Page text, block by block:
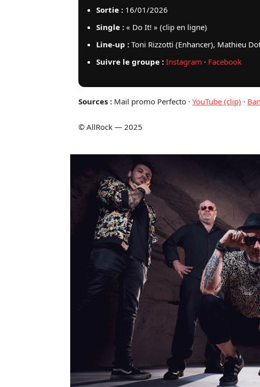
Sortie : 16/01/2026
Single : « Do It! » (clip en ligne)
Line-up : Toni Rizzotti (Enhancer), Mathieu
Suivre le groupe : Instagram · Facebook
Sources : Mail promo Perfecto · YouTube (clip) ·
© AllRock — 2025